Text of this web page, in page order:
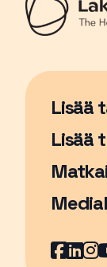
Lisää
Sivu
Lisää
Sivu
Sivu